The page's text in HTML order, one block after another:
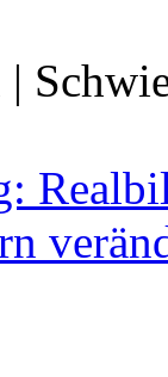
|